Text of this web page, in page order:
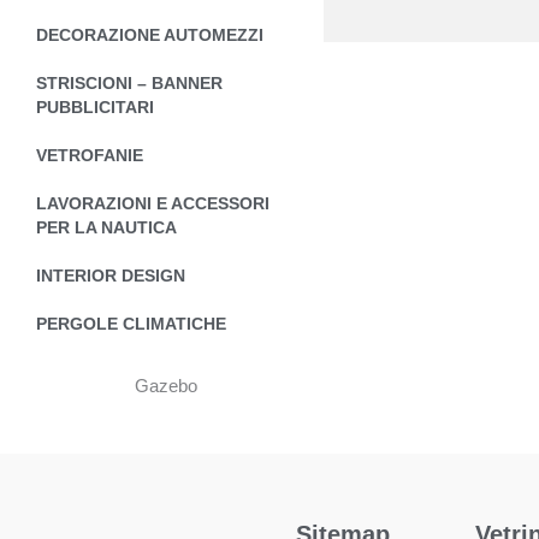
DECORAZIONE AUTOMEZZI
STRISCIONI – BANNER
PUBBLICITARI
VETROFANIE
LAVORAZIONI E ACCESSORI
PER LA NAUTICA
INTERIOR DESIGN
PERGOLE CLIMATICHE
Gazebo